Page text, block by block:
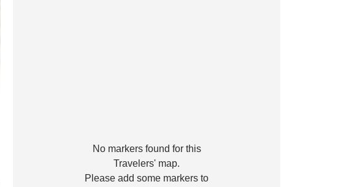
No markers found for this
Travelers' map.
Please add some markers to